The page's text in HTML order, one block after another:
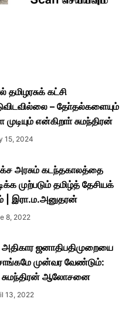
கட்சி
– தோ்தல்களையும்
என்கிறாா் சுமந்திரன்
15, 2024
அரசும் கடந்தகாலத்தை
முற்படும் தமிழ்த் தேசியக்
| இரா.ம.அனுதரன்
8, 2022
அதிகார ஜனாதிபதிமுறையை
முன்வர வேண்டும்:
சுமந்திரன் ஆலோசனை
13, 2022